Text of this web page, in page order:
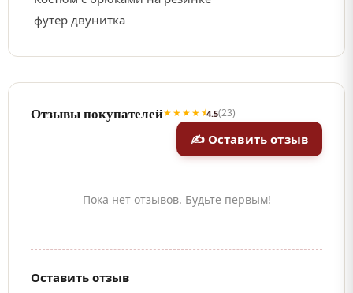
футер двунитка
Отзывы покупателей★★★★⯨4.5(23)
✍ Оставить отзыв
Пока нет отзывов. Будьте первым!
Оставить отзыв